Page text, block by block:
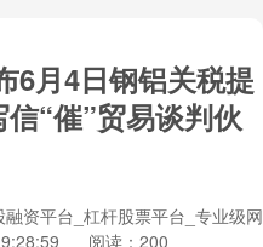
6月4日钢铝关税提
“催”贸易谈判伙
融资平台_杠杆股票平台_专业级网
阅读：200